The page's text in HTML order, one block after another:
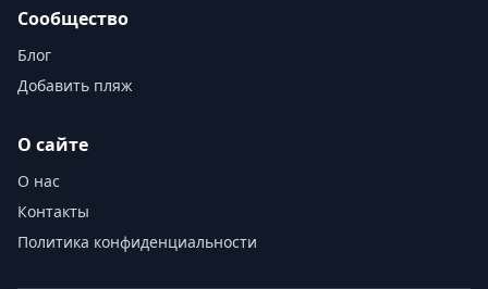
Сообщество
Блог
Добавить пляж
О сайте
О нас
Контакты
Политика конфиденциальности